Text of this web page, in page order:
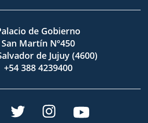
de Gobierno
San Martín Nº450
de Jujuy (4600)
+54 388 4239400